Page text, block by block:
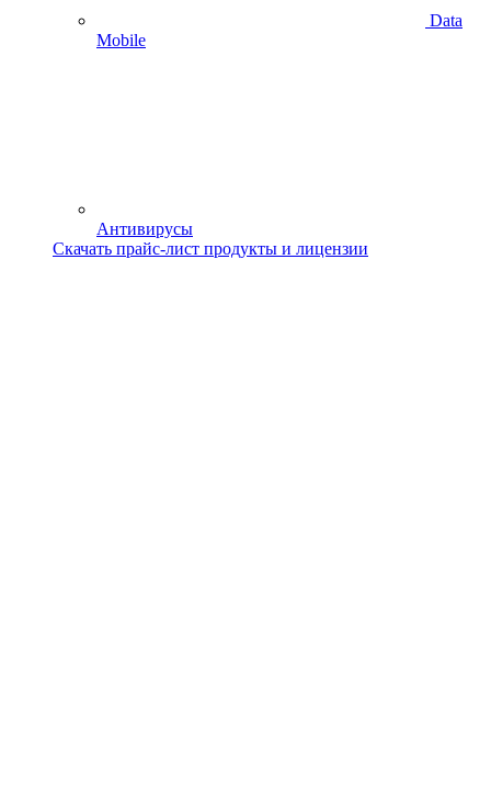
Data
Mobile
Антивирусы
Скачать прайс-лист продукты и лицензии